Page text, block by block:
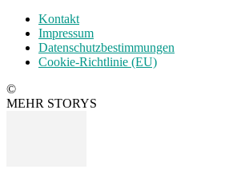
Kontakt
Impressum
Datenschutzbestimmungen
Cookie-Richtlinie (EU)
©
MEHR STORYS